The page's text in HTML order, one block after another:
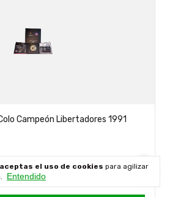
aceptas el uso de cookies para agilizar
Entendido
Campeón Libertadores 1991